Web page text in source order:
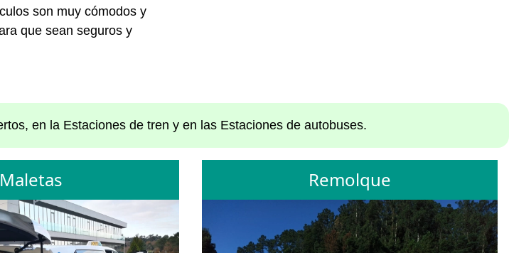
son muy cómodos y
que sean seguros y
en la Estaciones de tren y en las Estaciones de autobuses.
Maletas Remolque